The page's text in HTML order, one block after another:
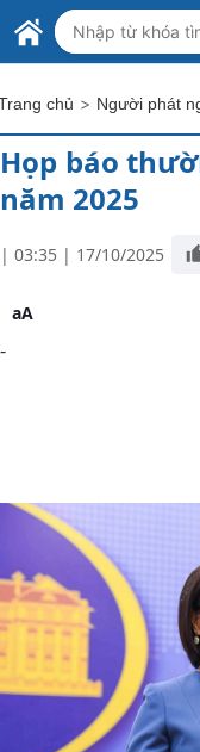
Skip to Main Content
BỘ NGOẠI
MINISTRY OF
chủ > Người phát
Họp báo
năm 2025
| 03:35 | 17/10/2025
aA
-